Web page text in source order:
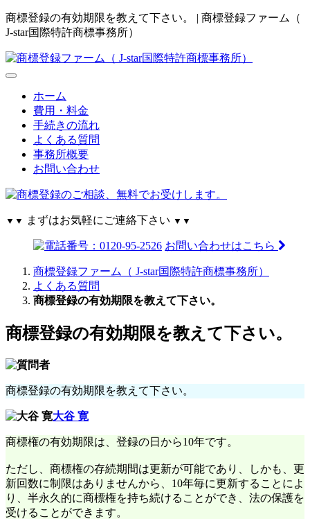
商標登録の有効期限を教えて下さい。 | 商標登録ファーム（
J-star国際特許商標事務所）
ホーム
費用・料金
手続きの流れ
よくある質問
事務所概要
お問い合わせ
▼▼ まずはお気軽にご連絡下さい ▼▼
お問い合わせはこちら
商標登録ファーム（ J-star国際特許商標事務所）
よくある質問
商標登録の有効期限を教えて下さい。
商標登録の有効期限を教えて下さい。
商標登録の有効期限を教えて下さい。
大谷 寛
商標権の有効期限は、登録の日から10年です。
ただし、商標権の存続期間は更新が可能であり、しかも、更
新回数に制限はありませんから、10年毎に更新することによ
り、半永久的に商標権を持ち続けることができ、法の保護を
受けることができます。